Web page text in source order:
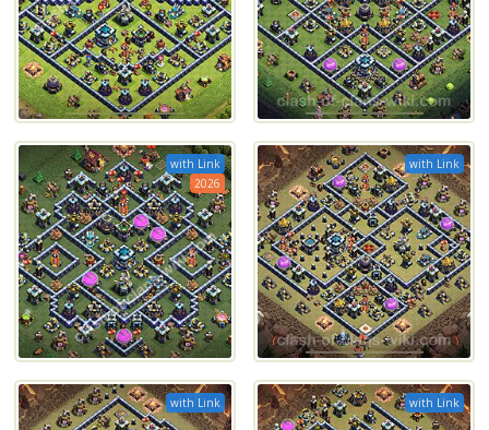
with Link
2026
with Link
with Link with Link